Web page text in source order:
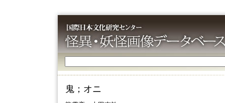
鬼；オニ